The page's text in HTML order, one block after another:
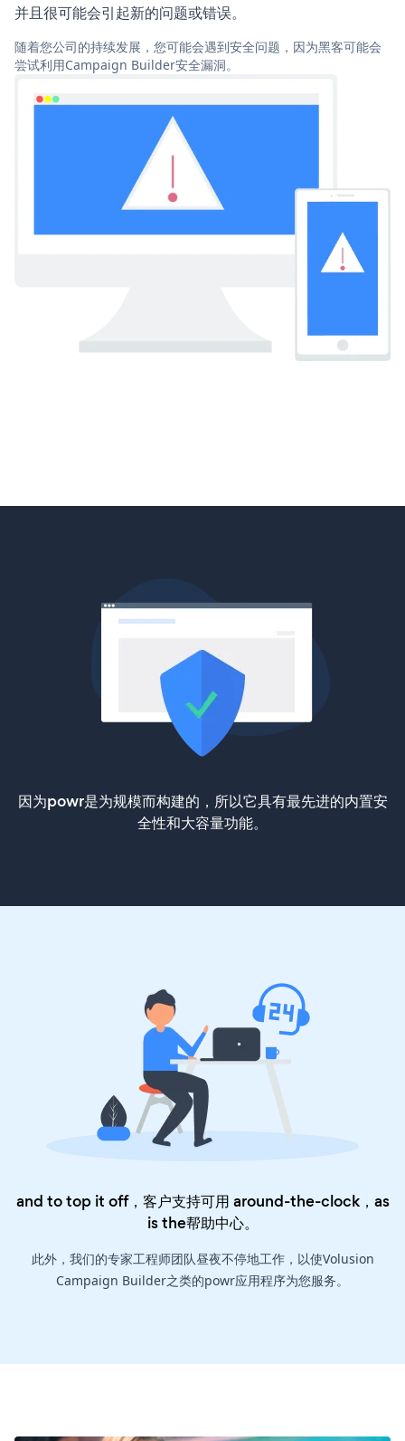
并且很可能会引起新的问题或错误。
随着您公司的持续发展，您可能会遇到安全问题，因为黑客可能会
尝试利用Campaign Builder安全漏洞。
因为powr是为规模而构建的，所以它具有最先进的内置安
全性和大容量功能。
and to top it off，客户支持可用 around-the-clock，as
is the帮助中心。
此外，我们的专家工程师团队昼夜不停地工作，以使Volusion
Campaign Builder之类的powr应用程序为您服务。